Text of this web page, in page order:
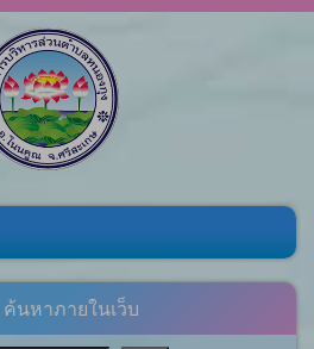
ค้นหาภายในเว็บ